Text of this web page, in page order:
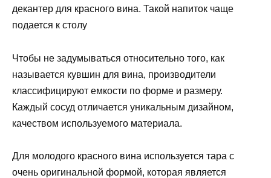
декантер для красного вина. Такой напиток чаще
подается к столу
Чтобы не задумываться относительно того, как
называется кувшин для вина, производители
классифицируют емкости по форме и размеру.
Каждый сосуд отличается уникальным дизайном,
качеством используемого материала.
Для молодого красного вина используется тара с
очень оригинальной формой, которая является